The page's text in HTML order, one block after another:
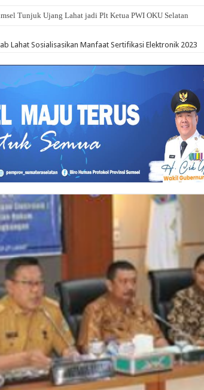
Tunjuk Ujang Lahat jadi Plt Ketua PWI OKU Selatan
Lahat Sosialisasikan Manfaat Sertifikasi Elektronik 2023